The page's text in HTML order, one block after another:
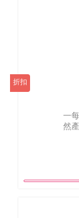
折扣
一
然
的
貨